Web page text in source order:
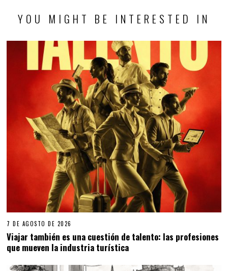
YOU MIGHT BE INTERESTED IN
7 DE AGOSTO DE 2026
Viajar también es una cuestión de talento: las profesiones
que mueven la industria turística